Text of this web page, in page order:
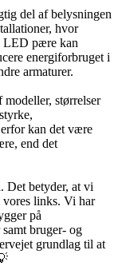
del af belysningen
hvor
LED pære kan
energiforbruget i
armaturer.
størrelser
kan det være
end det
Det betyder, at vi
vores links. Vi har
på
bruger- og
grundlag til at